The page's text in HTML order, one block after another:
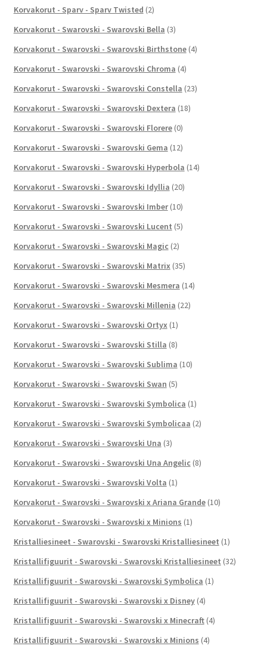
Korvakorut - Sparv - Sparv Twisted (2)
Korvakorut - Swarovski - Swarovski Bella (3)
Korvakorut - Swarovski - Swarovski Birthstone (4)
Korvakorut - Swarovski - Swarovski Chroma (4)
Korvakorut - Swarovski - Swarovski Constella (23)
Korvakorut - Swarovski - Swarovski Dextera (18)
Korvakorut - Swarovski - Swarovski Florere (0)
Korvakorut - Swarovski - Swarovski Gema (12)
Korvakorut - Swarovski - Swarovski Hyperbola (14)
Korvakorut - Swarovski - Swarovski Idyllia (20)
Korvakorut - Swarovski - Swarovski Imber (10)
Korvakorut - Swarovski - Swarovski Lucent (5)
Korvakorut - Swarovski - Swarovski Magic (2)
Korvakorut - Swarovski - Swarovski Matrix (35)
Korvakorut - Swarovski - Swarovski Mesmera (14)
Korvakorut - Swarovski - Swarovski Millenia (22)
Korvakorut - Swarovski - Swarovski Ortyx (1)
Korvakorut - Swarovski - Swarovski Stilla (8)
Korvakorut - Swarovski - Swarovski Sublima (10)
Korvakorut - Swarovski - Swarovski Swan (5)
Korvakorut - Swarovski - Swarovski Symbolica (1)
Korvakorut - Swarovski - Swarovski Symbolicaa (2)
Korvakorut - Swarovski - Swarovski Una (3)
Korvakorut - Swarovski - Swarovski Una Angelic (8)
Korvakorut - Swarovski - Swarovski Volta (1)
Korvakorut - Swarovski - Swarovski x Ariana Grande (10)
Korvakorut - Swarovski - Swarovski x Minions (1)
Kristalliesineet - Swarovski - Swarovski Kristalliesineet (1)
Kristallifiguurit - Swarovski - Swarovski Kristalliesineet (32)
Kristallifiguurit - Swarovski - Swarovski Symbolica (1)
Kristallifiguurit - Swarovski - Swarovski x Disney (4)
Kristallifiguurit - Swarovski - Swarovski x Minecraft (4)
Kristallifiguurit - Swarovski - Swarovski x Minions (4)